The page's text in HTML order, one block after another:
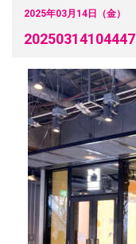
2025年03月14日（金）
20250314104447